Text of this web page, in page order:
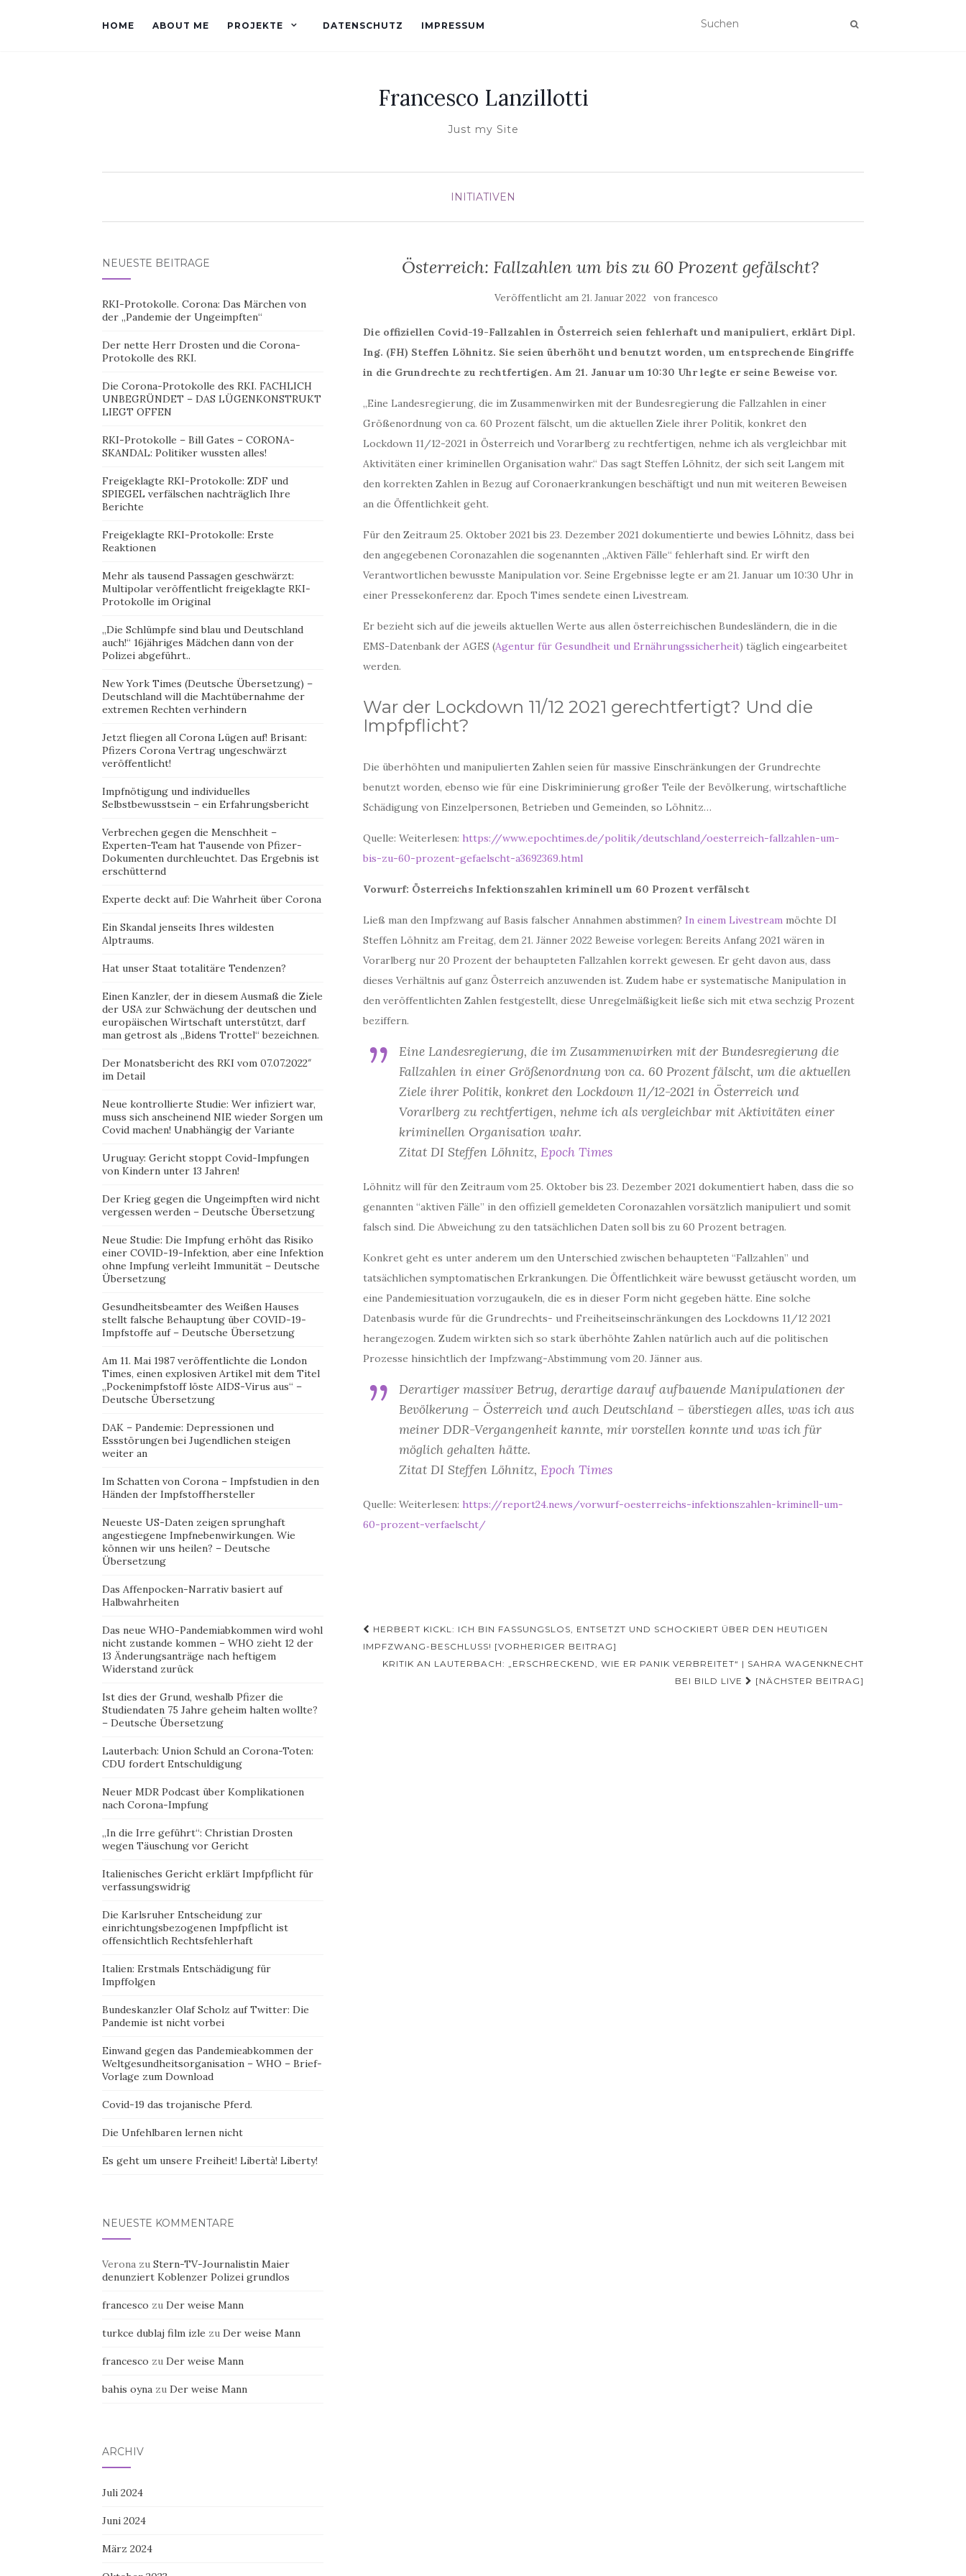
HOME ABOUT ME PROJEKTE DATENSCHUTZ IMPRESSUM
Francesco Lanzillotti
Just my Site
INITIATIVEN
Österreich: Fallzahlen um bis zu 60 Prozent gefälscht?
Veröffentlicht am21. Januar 2022 vonfrancesco
Die offiziellen Covid-19-Fallzahlen in Österreich seien fehlerhaft und manipuliert, erklärt Dipl.
Ing. (FH) Steffen Löhnitz. Sie seien überhöht und benutzt worden, um entsprechende Eingriffe
in die Grundrechte zu rechtfertigen. Am 21. Januar um 10:30 Uhr legte er seine Beweise vor.
„Eine Landesregierung, die im Zusammenwirken mit der Bundesregierung die Fallzahlen in einer
Größenordnung von ca. 60 Prozent fälscht, um die aktuellen Ziele ihrer Politik, konkret den
Lockdown 11/12-2021 in Österreich und Vorarlberg zu rechtfertigen, nehme ich als vergleichbar mit
Aktivitäten einer kriminellen Organisation wahr.“ Das sagt Steffen Löhnitz, der sich seit Langem mit
den korrekten Zahlen in Bezug auf Coronaerkrankungen beschäftigt und nun mit weiteren Beweisen
an die Öffentlichkeit geht.
Für den Zeitraum 25. Oktober 2021 bis 23. Dezember 2021 dokumentierte und bewies Löhnitz, dass bei
den angegebenen Coronazahlen die sogenannten „Aktiven Fälle“ fehlerhaft sind. Er wirft den
Verantwortlichen bewusste Manipulation vor. Seine Ergebnisse legte er am 21. Januar um 10:30 Uhr in
einer Pressekonferenz dar. Epoch Times sendete einen Livestream.
Er bezieht sich auf die jeweils aktuellen Werte aus allen österreichischen Bundesländern, die in die
EMS-Datenbank der AGES (Agentur für Gesundheit und Ernährungssicherheit) täglich eingearbeitet
werden.
War der Lockdown 11/12 2021 gerechtfertigt? Und die
Impfpflicht?
Die überhöhten und manipulierten Zahlen seien für massive Einschränkungen der Grundrechte
benutzt worden, ebenso wie für eine Diskriminierung großer Teile der Bevölkerung, wirtschaftliche
Schädigung von Einzelpersonen, Betrieben und Gemeinden, so Löhnitz…
Quelle: Weiterlesen: https://www.epochtimes.de/politik/deutschland/oesterreich-fallzahlen-um-
bis-zu-60-prozent-gefaelscht-a3692369.html
Vorwurf: Österreichs Infektionszahlen kriminell um 60 Prozent verfälscht
Ließ man den Impfzwang auf Basis falscher Annahmen abstimmen?In einem Livestream möchte DI
Steffen Löhnitz am Freitag, dem 21. Jänner 2022 Beweise vorlegen: Bereits Anfang 2021 wären in
Vorarlberg nur 20 Prozent der behaupteten Fallzahlen korrekt gewesen. Er geht davon aus, dass
dieses Verhältnis auf ganz Österreich anzuwenden ist. Zudem habe er systematische Manipulation in
den veröffentlichten Zahlen festgestellt, diese Unregelmäßigkeit ließe sich mit etwa sechzig Prozent
beziffern.
Eine Landesregierung, die im Zusammenwirken mit der Bundesregierung die
Fallzahlen in einer Größenordnung von ca. 60 Prozent fälscht, um die aktuellen
Ziele ihrer Politik, konkret den Lockdown 11/12-2021 in Österreich und
Vorarlberg zu rechtfertigen, nehme ich als vergleichbar mit Aktivitäten einer
kriminellen Organisation wahr.
Zitat DI Steffen Löhnitz,Epoch Times
Löhnitz will für den Zeitraum vom 25. Oktober bis 23. Dezember 2021 dokumentiert haben, dass die so
genannten “aktiven Fälle” in den offiziell gemeldeten Coronazahlen vorsätzlich manipuliert und somit
falsch sind. Die Abweichung zu den tatsächlichen Daten soll bis zu 60 Prozent betragen.
Konkret geht es unter anderem um den Unterschied zwischen behaupteten “Fallzahlen” und
tatsächlichen symptomatischen Erkrankungen. Die Öffentlichkeit wäre bewusst getäuscht worden, um
eine Pandemiesituation vorzugaukeln, die es in dieser Form nicht gegeben hätte. Eine solche
Datenbasis wurde für die Grundrechts- und Freiheitseinschränkungen des Lockdowns 11/12 2021
herangezogen. Zudem wirkten sich so stark überhöhte Zahlen natürlich auch auf die politischen
Prozesse hinsichtlich der Impfzwang-Abstimmung vom 20. Jänner aus.
Derartiger massiver Betrug, derartige darauf aufbauende Manipulationen der
Bevölkerung – Österreich und auch Deutschland – überstiegen alles, was ich aus
meiner DDR-Vergangenheit kannte, mir vorstellen konnte und was ich für
möglich gehalten hätte.
Zitat DI Steffen Löhnitz,Epoch Times
Quelle: Weiterlesen: https://report24.news/vorwurf-oesterreichs-infektionszahlen-kriminell-um-
60-prozent-verfaelscht/
Beitragsnavigation
HERBERT KICKL: ICH BIN FASSUNGSLOS, ENTSETZT UND SCHOCKIERT ÜBER DEN HEUTIGEN
IMPFZWANG-BESCHLUSS! [VORHERIGER BEITRAG]
KRITIK AN LAUTERBACH: „ERSCHRECKEND, WIE ER PANIK VERBREITET“ | SAHRA WAGENKNECHT
BEI BILD LIVE
[NÄCHSTER BEITRAG]
NEUESTE BEITRÄGE
RKI-Protokolle. Corona: Das Märchen von
der „Pandemie der Ungeimpften“
Der nette Herr Drosten und die Corona-
Protokolle des RKI.
Die Corona-Protokolle des RKI. FACHLICH
UNBEGRÜNDET – DAS LÜGENKONSTRUKT
LIEGT OFFEN
RKI-Protokolle – Bill Gates – CORONA-
SKANDAL: Politiker wussten alles!
Freigeklagte RKI-Protokolle: ZDF und
SPIEGEL verfälschen nachträglich Ihre
Berichte
Freigeklagte RKI-Protokolle: Erste
Reaktionen
Mehr als tausend Passagen geschwärzt:
Multipolar veröffentlicht freigeklagte RKI-
Protokolle im Original
„Die Schlümpfe sind blau und Deutschland
auch!“ 16jähriges Mädchen dann von der
Polizei abgeführt..
New York Times (Deutsche Übersetzung) –
Deutschland will die Machtübernahme der
extremen Rechten verhindern
Jetzt fliegen all Corona Lügen auf! Brisant:
Pfizers Corona Vertrag ungeschwärzt
veröffentlicht!
Impfnötigung und individuelles
Selbstbewusstsein – ein Erfahrungsbericht
Verbrechen gegen die Menschheit –
Experten-Team hat Tausende von Pfizer-
Dokumenten durchleuchtet. Das Ergebnis ist
erschütternd
Experte deckt auf: Die Wahrheit über Corona
Ein Skandal jenseits Ihres wildesten
Alptraums.
Hat unser Staat totalitäre Tendenzen?
Einen Kanzler, der in diesem Ausmaß die Ziele
der USA zur Schwächung der deutschen und
europäischen Wirtschaft unterstützt, darf
man getrost als „Bidens Trottel“ bezeichnen.
Der Monatsbericht des RKI vom 07.07.2022″
im Detail
Neue kontrollierte Studie: Wer infiziert war,
muss sich anscheinend NIE wieder Sorgen um
Covid machen! Unabhängig der Variante
Uruguay: Gericht stoppt Covid-Impfungen
von Kindern unter 13 Jahren!
Der Krieg gegen die Ungeimpften wird nicht
vergessen werden – Deutsche Übersetzung
Neue Studie: Die Impfung erhöht das Risiko
einer COVID-19-Infektion, aber eine Infektion
ohne Impfung verleiht Immunität – Deutsche
Übersetzung
Gesundheitsbeamter des Weißen Hauses
stellt falsche Behauptung über COVID-19-
Impfstoffe auf – Deutsche Übersetzung
Am 11. Mai 1987 veröffentlichte die London
Times, einen explosiven Artikel mit dem Titel
„Pockenimpfstoff löste AIDS-Virus aus“ –
Deutsche Übersetzung
DAK – Pandemie: Depressionen und
Essstörungen bei Jugendlichen steigen
weiter an
Im Schatten von Corona – Impfstudien in den
Händen der Impfstoffhersteller
Neueste US-Daten zeigen sprunghaft
angestiegene Impfnebenwirkungen. Wie
können wir uns heilen? – Deutsche
Übersetzung
Das Affenpocken-Narrativ basiert auf
Halbwahrheiten
Das neue WHO-Pandemiabkommen wird wohl
nicht zustande kommen – WHO zieht 12 der
13 Änderungsanträge nach heftigem
Widerstand zurück
Ist dies der Grund, weshalb Pfizer die
Studiendaten 75 Jahre geheim halten wollte?
– Deutsche Übersetzung
Lauterbach: Union Schuld an Corona-Toten:
CDU fordert Entschuldigung
Neuer MDR Podcast über Komplikationen
nach Corona-Impfung
„In die Irre geführt“: Christian Drosten
wegen Täuschung vor Gericht
Italienisches Gericht erklärt Impfpflicht für
verfassungswidrig
Die Karlsruher Entscheidung zur
einrichtungsbezogenen Impfpflicht ist
offensichtlich Rechtsfehlerhaft
Italien: Erstmals Entschädigung für
Impffolgen
Bundeskanzler Olaf Scholz auf Twitter: Die
Pandemie ist nicht vorbei
Einwand gegen das Pandemieabkommen der
Weltgesundheitsorganisation – WHO – Brief-
Vorlage zum Download
Covid-19 das trojanische Pferd.
Die Unfehlbaren lernen nicht
Es geht um unsere Freiheit! Libertà! Liberty!
NEUESTE KOMMENTARE
Verona zu Stern-TV-Journalistin Maier
denunziert Koblenzer Polizei grundlos
francesco zu Der weise Mann
turkce dublaj film izle zu Der weise Mann
francesco zu Der weise Mann
bahis oyna zu Der weise Mann
ARCHIV
Juli 2024
Juni 2024
März 2024